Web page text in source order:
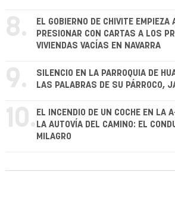
8.
EL GOBIERNO DE CHIVITE EMPIEZA
PRESIONAR CON CARTAS A LOS
VIVIENDAS VACÍAS EN NAVARRA
9.
SILENCIO EN LA PARROQUIA DE
LAS PALABRAS DE SU PÁRROCO,
10. EL INCENDIO DE UN COCHE EN LA
LA AUTOVÍA DEL CAMINO: EL
MILAGRO